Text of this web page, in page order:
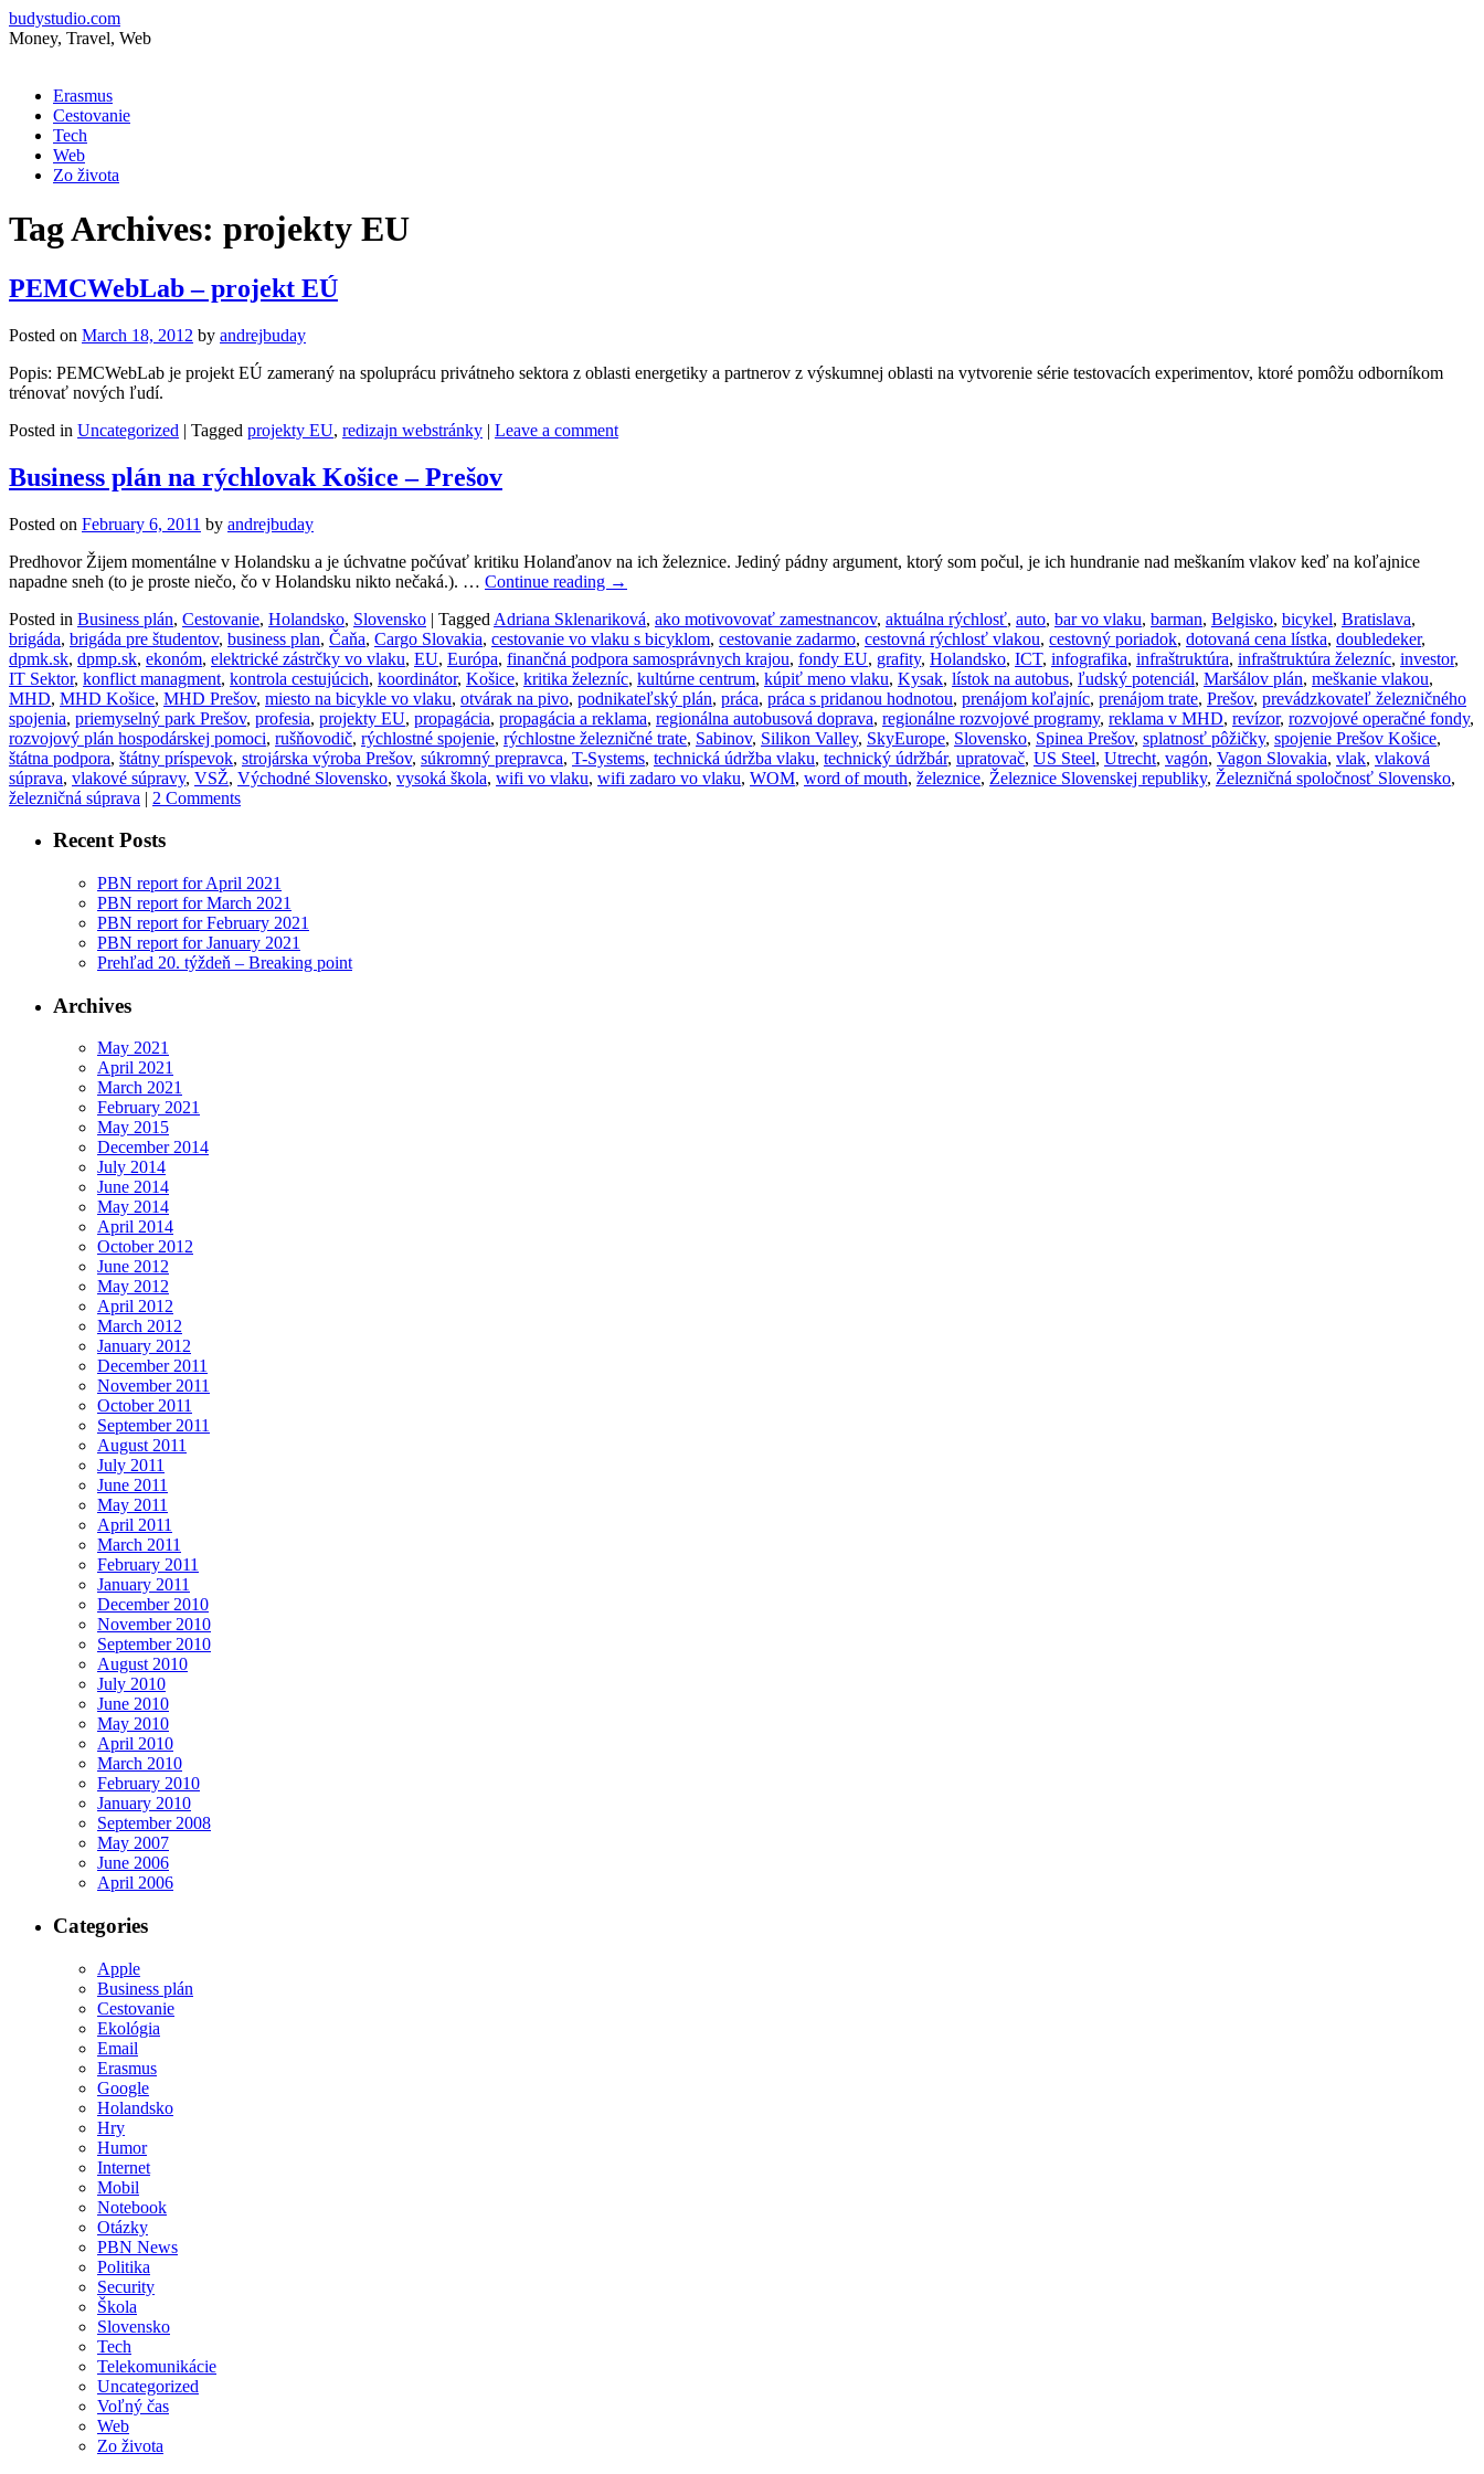
budystudio.com
Money, Travel, Web
Skip
content
Erasmus
Cestovanie
Tech
Web
Zo života
Tag Archives: projekty EU
PEMCWebLab – projekt EÚ
Posted on March 18, 2012 by andrejbuday
Popis: PEMCWebLab je projekt EÚ zameraný na spoluprácu privátneho sektora z oblasti energetiky a partnerov z výskumnej oblasti na vytvorenie série testovacích experimentov, ktoré pomôžu odborníkom
trénovať nových ľudí.
Posted in Uncategorized | Tagged projekty EU, redizajn webstránky | Leave a comment
Business plán na rýchlovak Košice – Prešov
Posted on February 6, 2011 by andrejbuday
Predhovor Žijem momentálne v Holandsku a je úchvatne počúvať kritiku Holanďanov na ich železnice. Jediný pádny argument, ktorý som počul, je ich hundranie nad meškaním vlakov keď na koľajnice
napadne sneh (to je proste niečo, čo v Holandsku nikto nečaká.). … Continue reading →
Posted in Business plán, Cestovanie, Holandsko, Slovensko | Tagged Adriana Sklenariková, ako motivovovať zamestnancov, aktuálna rýchlosť, auto, bar vo vlaku, barman, Belgisko, bicykel, Bratislava,
brigáda, brigáda pre študentov, business plan, Čaňa, Cargo Slovakia, cestovanie vo vlaku s bicyklom, cestovanie zadarmo, cestovná rýchlosť vlakou, cestovný poriadok, dotovaná cena lístka, doubledeker,
dpmk.sk, dpmp.sk, ekonóm, elektrické zástrčky vo vlaku, EU, Európa, finančná podpora samosprávnych krajou, fondy EU, grafity, Holandsko, ICT, infografika, infraštruktúra, infraštruktúra železníc, investor,
IT Sektor, konflict managment, kontrola cestujúcich, koordinátor, Košice, kritika železníc, kultúrne centrum, kúpiť meno vlaku, Kysak, lístok na autobus, ľudský potenciál, Maršálov plán, meškanie vlakou,
MHD, MHD Košice, MHD Prešov, miesto na bicykle vo vlaku, otvárak na pivo, podnikateľský plán, práca, práca s pridanou hodnotou, prenájom koľajníc, prenájom trate, Prešov, prevádzkovateľ železničného
spojenia, priemyselný park Prešov, profesia, projekty EU, propagácia, propagácia a reklama, regionálna autobusová doprava, regionálne rozvojové programy, reklama v MHD, revízor, rozvojové operačné fondy,
rozvojový plán hospodárskej pomoci, rušňovodič, rýchlostné spojenie, rýchlostne železničné trate, Sabinov, Silikon Valley, SkyEurope, Slovensko, Spinea Prešov, splatnosť pôžičky, spojenie Prešov Košice,
štátna podpora, štátny príspevok, strojárska výroba Prešov, súkromný prepravca, T-Systems, technická údržba vlaku, technický údržbár, upratovač, US Steel, Utrecht, vagón, Vagon Slovakia, vlak, vlaková
súprava, vlakové súpravy, VSŽ, Východné Slovensko, vysoká škola, wifi vo vlaku, wifi zadaro vo vlaku, WOM, word of mouth, železnice, Železnice Slovenskej republiky, Železničná spoločnosť Slovensko,
železničná súprava | 2 Comments
Recent Posts
PBN report for April 2021
PBN report for March 2021
PBN report for February 2021
PBN report for January 2021
Prehľad 20. týždeň – Breaking point
Archives
May 2021
April 2021
March 2021
February 2021
May 2015
December 2014
July 2014
June 2014
May 2014
April 2014
October 2012
June 2012
May 2012
April 2012
March 2012
January 2012
December 2011
November 2011
October 2011
September 2011
August 2011
July 2011
June 2011
May 2011
April 2011
March 2011
February 2011
January 2011
December 2010
November 2010
September 2010
August 2010
July 2010
June 2010
May 2010
April 2010
March 2010
February 2010
January 2010
September 2008
May 2007
June 2006
April 2006
Categories
Apple
Business plán
Cestovanie
Ekológia
Email
Erasmus
Google
Holandsko
Hry
Humor
Internet
Mobil
Notebook
Otázky
PBN News
Politika
Security
Škola
Slovensko
Tech
Telekomunikácie
Uncategorized
Voľný čas
Web
Zo života